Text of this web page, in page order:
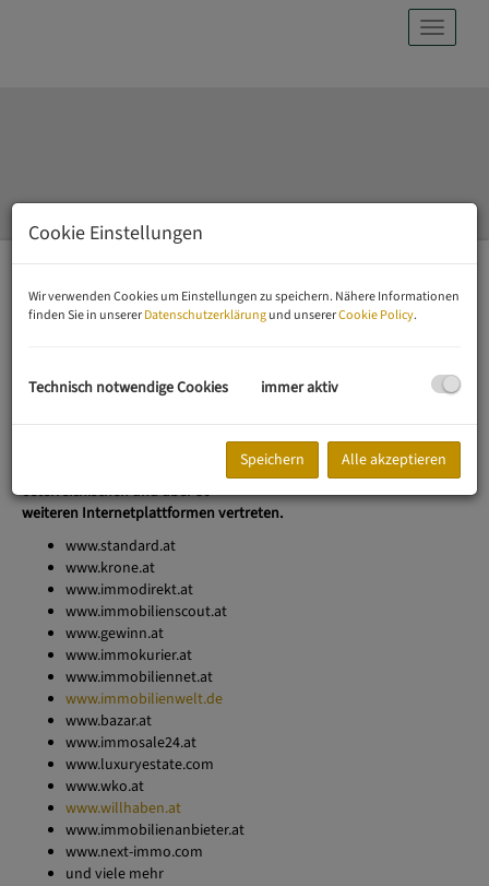
IMMOBILIENPRÄSENZ
Die Immobilien unserer Kunden sind vor allem auf den größten
österreichischen und über 30
weiteren Internetplattformen vertreten.
www.standard.at
www.krone.at
www.immodirekt.at
www.immobilienscout.at
www.gewinn.at
www.immokurier.at
www.immobiliennet.at
www.immobilienwelt.de
www.bazar.at
www.immosale24.at
www.luxuryestate.com
www.wko.at
www.willhaben.at
www.immobilienanbieter.at
www.next-immo.com
und viele mehr
Cookie Einstellungen
Wir verwenden Cookies um Einstellungen zu speichern. Nähere Informationen
finden Sie in unsererDatenschutzerklärungund unsererCookie Policy.
Technisch notwendige Cookies immer aktiv
Speichern Alle akzeptieren